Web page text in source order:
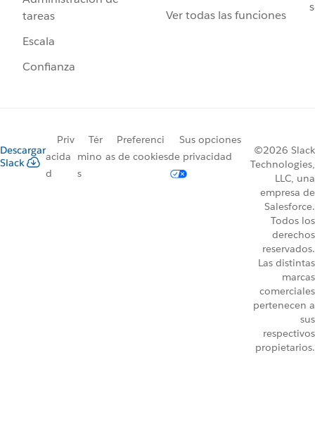
tareas
Escala
Confianza
Ver todas las funciones
Descargar
Slack
Priv
acida
d
Tér
mino
s
Preferenci
as de cookies
Sus opciones
de privacidad
©2026 Slack
Technologies,
LLC, una
empresa de
Salesforce.
Todos los
derechos
reservados.
Las distintas
marcas
comerciales
pertenecen a
sus
respectivos
propietarios.